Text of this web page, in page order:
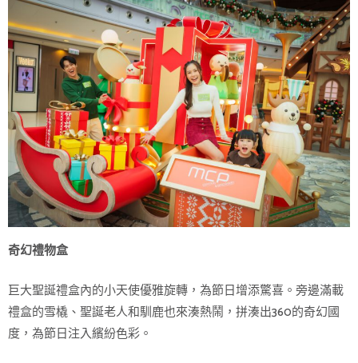
奇幻禮物盒
巨大聖誕禮盒內的小天使優雅旋轉，為節日增添驚喜。旁邊滿載
禮盒的雪橇、聖誕老人和馴鹿也來湊熱鬧，拼湊出360的奇幻國
度，為節日注入繽紛色彩。